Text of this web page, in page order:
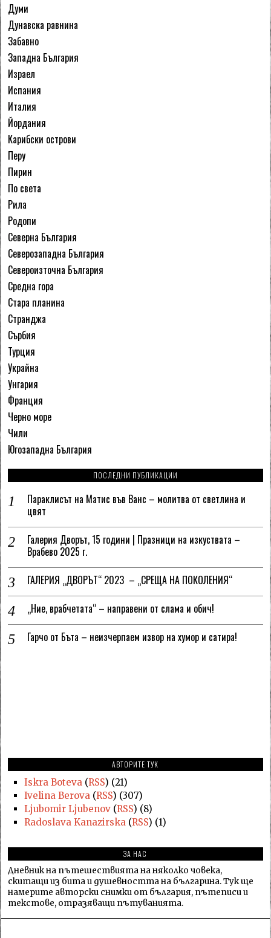
Думи
Дунавска равнина
Забавно
Западна България
Израел
Испания
Италия
Йордания
Карибски острови
Перу
Пирин
По света
Рила
Родопи
Северна България
Северозападна България
Североизточна България
Средна гора
Стара планина
Странджа
Сърбия
Турция
Украйна
Унгария
Франция
Черно море
Чили
Югозападна България
ПОСЛЕДНИ ПУБЛИКАЦИИ
Параклисът на Матис във Ванс – молитва от светлина и
цвят
Галерия Дворът, 15 години | Празници на изкуствата –
Врабево 2025 г.
ГАЛЕРИЯ „ДВОРЪТ“ 2023 – „СРЕЩА НА ПОКОЛЕНИЯ“
„Ние, врабчетата“ – направени от слама и обич!
Гарчо от Бъта – неизчерпаем извор на хумор и сатира!
АВТОРИТЕ ТУК
Iskra Boteva (RSS) (21)
Ivelina Berova (RSS) (307)
Ljubomir Ljubenov(RSS) (8)
Radoslava Kanazirska (RSS) (1)
ЗА НАС
Дневник на пътешествията на няколко човека,
скитащи из бита и душевността на българина. Тук ще
намерите авторски снимки от българия, пътеписи и
текстове, отразяващи пътуванията.